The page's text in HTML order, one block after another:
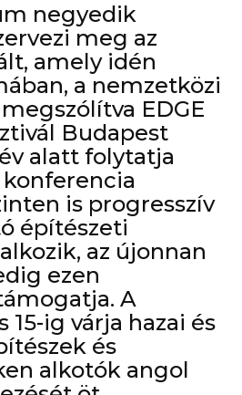
negyedik
meg az
amely idén
a nemzetközi
EDGE
Budapest
alatt folytatja
is progresszív
építészeti
az újonnan
ezen
A
15-ig várja hazai és
és
alkotók angol